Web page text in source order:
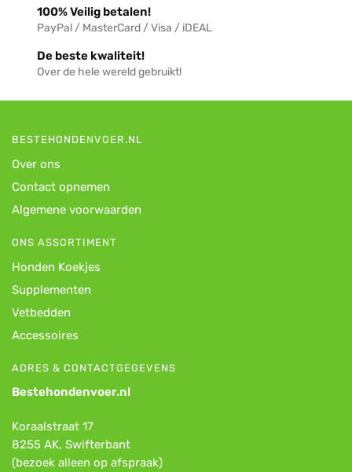
100% Veilig betalen!
PayPal / MasterCard / Visa / iDEAL
De beste kwaliteit!
Over de hele wereld gebruikt!
BESTEHONDENVOER.NL
Over ons
Contact opnemen
Algemene voorwaarden
ONS ASSORTIMENT
Honden Koekjes
Supplementen
Vetbedden
Accessoires
ADRES & CONTACTGEGEVENS
Bestehondenvoer.nl
Koraalstraat 17
8255 AK, Swifterbant
(bezoek alleen op afspraak)